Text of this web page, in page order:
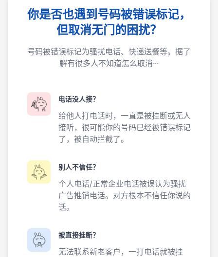
你是否也遇到号码被错误标记，
但取消无门的困扰？
号码被错误标记为骚扰电话、快递送餐等。据了
解有很多人不知道怎么取消···
电话没人接？
给他人打电话时，一直是被挂断或无人
接听，很可能你的号码已经被错误标记
了，被自动拦截了。
别人不信任？
个人电话/正常企业电话被误认为骚扰
广告推销电话。对方根本不信任你说的
话。
被直接挂断？
无法联系新老客户，一打电话就被挂